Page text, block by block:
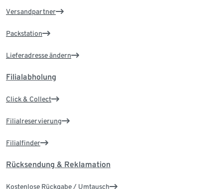
Versandpartner
Packstation
Lieferadresse ändern
Filialabholung
Click & Collect
Filialreservierung
Filialfinder
Rücksendung & Reklamation
Kostenlose Rückgabe / Umtausch